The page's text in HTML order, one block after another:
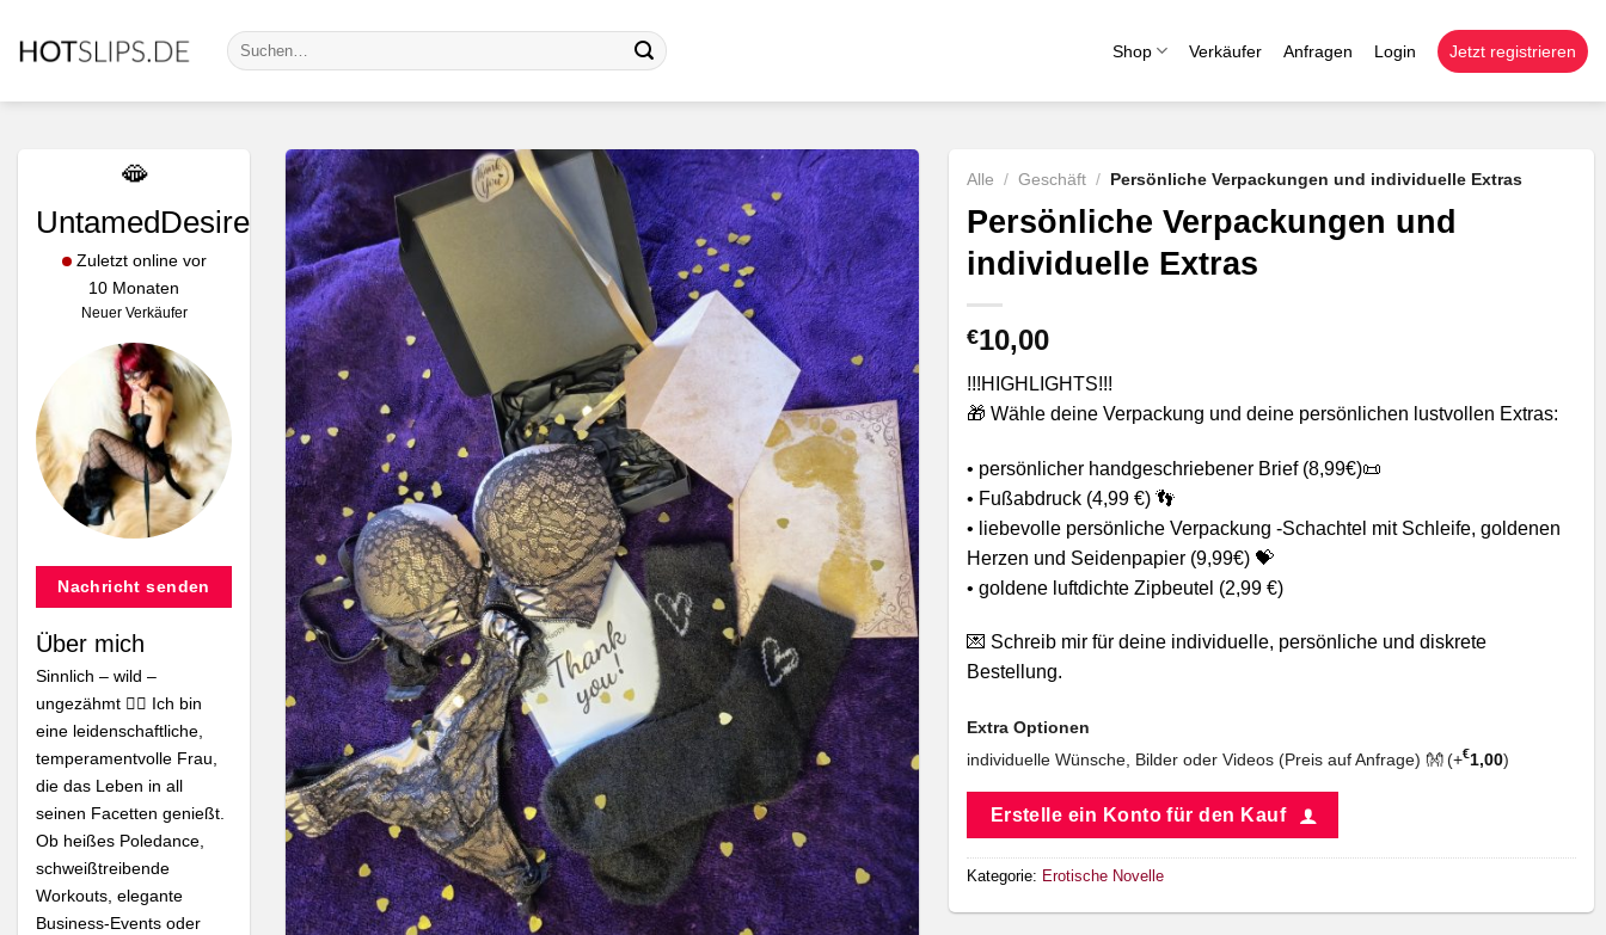
Inhalt
Suche
nach:
Shop Verkäufer Anfragen Login Jetzt registrieren
🫦
UntamedDesire
Zuletzt online vor
10 Monaten
Neuer Verkäufer
Nachricht senden
Über mich
Sinnlich – wild –
ungezähmt ❤️‍🔥 Ich bin
eine leidenschaftliche,
temperamentvolle Frau,
die das Leben in all
seinen Facetten genießt.
Ob heißes Poledance,
schweißtreibende
Workouts, elegante
Business-Events oder
Alle / Geschäft / Persönliche Verpackungen und individuelle Extras
Persönliche Verpackungen und
individuelle Extras
€10,00
!!!HIGHLIGHTS!!!
🎁 Wähle deine Verpackung und deine persönlichen lustvollen Extras:
• persönlicher handgeschriebener Brief (8,99€)📜
• Fußabdruck (4,99 €) 👣
• liebevolle persönliche Verpackung -Schachtel mit Schleife, goldenen
Herzen und Seidenpapier (9,99€) 💝
• goldene luftdichte Zipbeutel (2,99 €)
💌 Schreib mir für deine individuelle, persönliche und diskrete
Bestellung.
Extra Optionen
individuelle Wünsche, Bilder oder Videos (Preis auf Anfrage) 👐 (+€1,00)
Erstelle ein Konto für den Kauf
Kategorie: Erotische Novelle